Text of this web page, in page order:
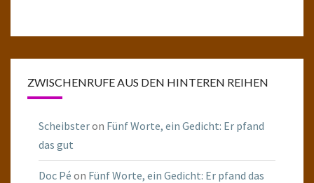
ZWISCHENRUFE AUS DEN HINTEREN REIHEN
Scheibsteron Fünf Worte, ein Gedicht: Er pfand
das gut
Doc Pé on Fünf Worte, ein Gedicht: Er pfand das